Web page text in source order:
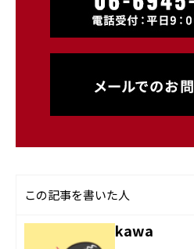
この記事を書いた人
kawa